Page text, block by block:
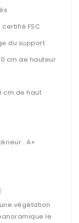
FSC
du support
cm de hauteur
cm de haut
: A+
végétation
le